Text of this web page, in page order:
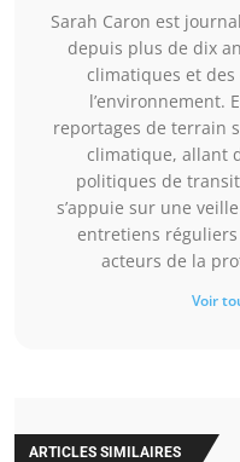
Sarah Caron est
depuis plus de dix
climatiques et
l’environnement.
reportages de terrain
climatique, allant
politiques de
s’appuie sur une
entretiens
acteurs de la
Voir
ARTICLES SIMILAIRES